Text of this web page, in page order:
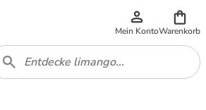
Mein KontoWarenkorb